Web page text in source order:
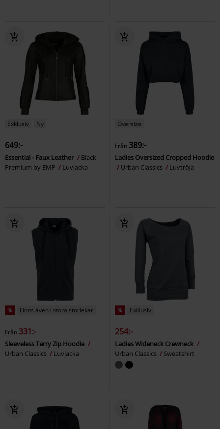
Exklusiv Ny
649:-
Essential - Faux Leather
Black
Premium by EMP
Luvjacka
Oversize
Från 389:-
Ladies Oversized Cropped Hoodie
Urban Classics
Luvtröja
% Finns även i stora storlekar
Från 331:-
Sleeveless Terry Zip Hoodie
Urban Classics
Luvjacka
% Exklusiv
254:-
Ladies Wideneck Crewneck
Urban Classics
Sweatshirt